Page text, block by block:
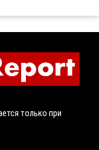
только при